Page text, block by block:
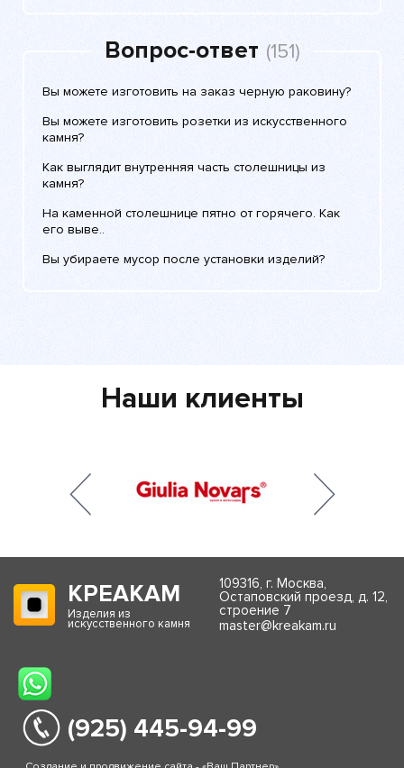
Вопрос-ответ (151)
Вы можете изготовить на заказ черную раковину?
Вы можете изготовить розетки из искусственного
камня?
Как выглядит внутренняя часть столешницы из
камня?
На каменной столешнице пятно от горячего. Как
его выве..
Вы убираете мусор после установки изделий?
Наши клиенты
КРЕАКАМ
Изделия из
искусственного камня
109316, г. Москва,
Остаповский проезд, д. 12,
строение 7
master@kreakam.ru
(925) 445-94-99